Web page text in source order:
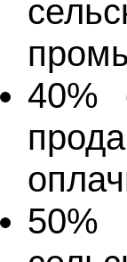
40%
50%